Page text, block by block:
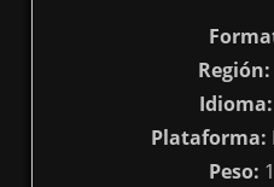
Región:
Idioma:
Plataforma:
Peso: